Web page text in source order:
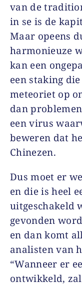
van de
in se is de
Maar opeens
harmonieuze
kan een
een staking
meteoriet op
dan
een virus
beweren dat
Chinezen.
Dus moet er
en die is heel
uitgeschakeld
gevonden
en dan komt
analisten van
“Wanneer er
ontwikkeld,